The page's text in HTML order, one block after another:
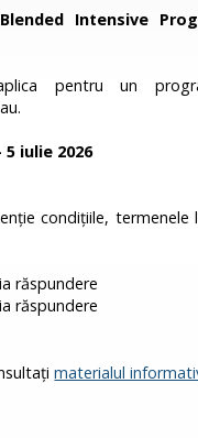
Intensive
pentru un
5 iulie 2026
condițiile,
răspundere
răspundere
materialul